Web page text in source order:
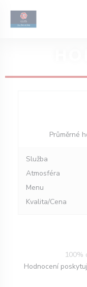
Průměrné
Služba
Atmosféra
Menu
Kvalita/Cena
100%
Hodnocení